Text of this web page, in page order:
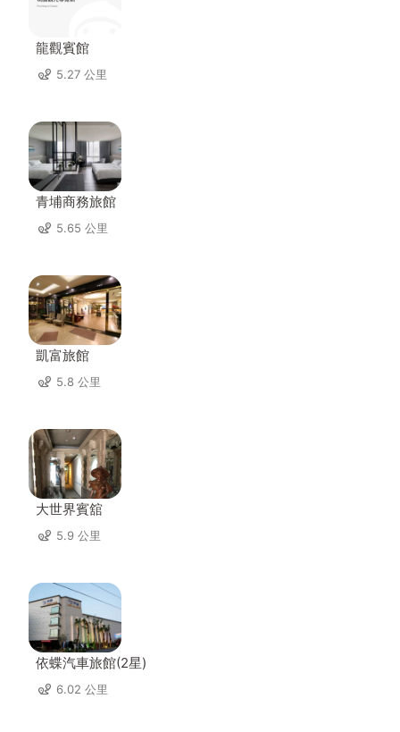
龍觀賓館
5.27 公里
青埔商務旅館
5.65 公里
凱富旅館
5.8 公里
大世界賓舘
5.9 公里
依蝶汽車旅館(2星)
6.02 公里